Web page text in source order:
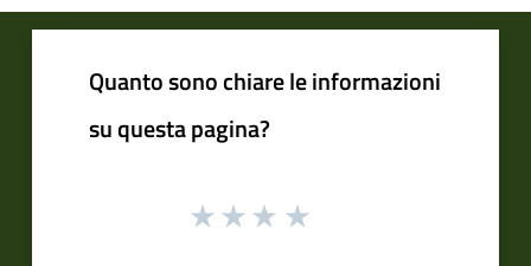
Quanto sono chiare le informazioni
su questa pagina?